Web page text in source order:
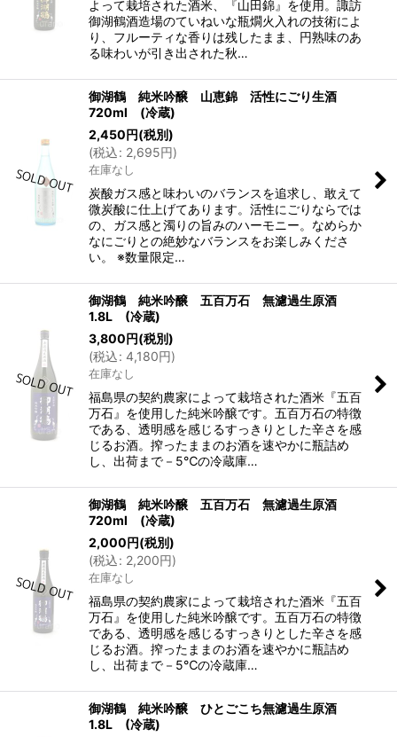
よって栽培された酒米、『山田錦』を使用。諏訪
御湖鶴酒造場のていねいな瓶燗火入れの技術によ
り、フルーティな香りは残したまま、円熟味のあ
る味わいが引き出された秋…
御湖鶴 純米吟醸 山恵錦 活性にごり生酒
720ml (冷蔵)
2,450円(税別)
(税込: 2,695円)
在庫なし
炭酸ガス感と味わいのバランスを追求し、敢えて
微炭酸に仕上げてあります。活性にごりならでは
の、ガス感と濁りの旨みのハーモニー。なめらか
なにごりとの絶妙なバランスをお楽しみくださ
い。 ※数量限定…
御湖鶴 純米吟醸 五百万石 無濾過生原酒
1.8L (冷蔵)
3,800円(税別)
(税込: 4,180円)
在庫なし
福島県の契約農家によって栽培された酒米『五百
万石』を使用した純米吟醸です。五百万石の特徴
である、透明感を感じるすっきりとした辛さを感
じるお酒。搾ったままのお酒を速やかに瓶詰め
し、出荷まで－5℃の冷蔵庫…
御湖鶴 純米吟醸 五百万石 無濾過生原酒
720ml (冷蔵)
2,000円(税別)
(税込: 2,200円)
在庫なし
福島県の契約農家によって栽培された酒米『五百
万石』を使用した純米吟醸です。五百万石の特徴
である、透明感を感じるすっきりとした辛さを感
じるお酒。搾ったままのお酒を速やかに瓶詰め
し、出荷まで－5℃の冷蔵庫…
御湖鶴 純米吟醸 ひとごこち無濾過生原酒
1.8L (冷蔵)